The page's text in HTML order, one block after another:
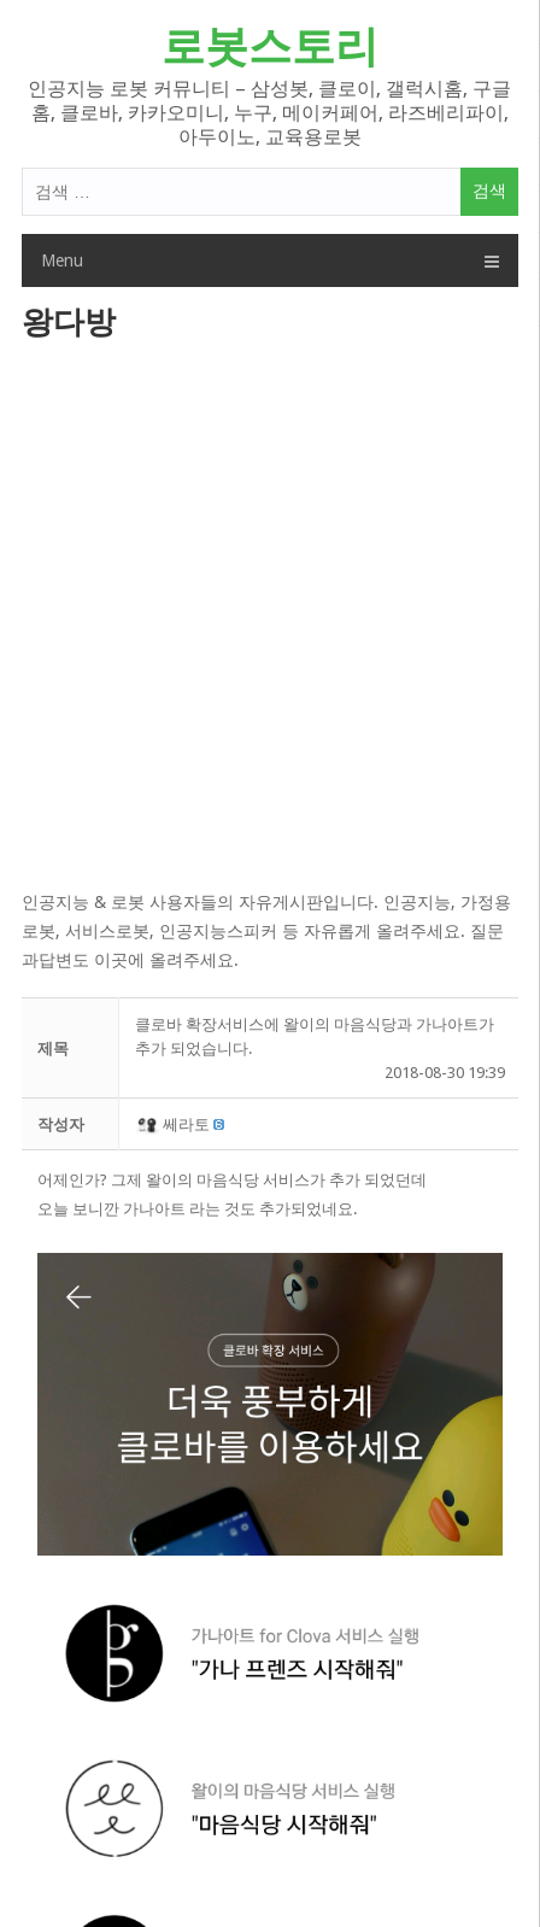
로봇스토리
인공지능 로봇 커뮤니티 – 삼성봇, 클로이, 갤럭시홈, 구글
홈, 클로바, 카카오미니, 누구, 메이커페어, 라즈베리파이,
아두이노, 교육용로봇
색
Menu
왕다방
인공지능 & 로봇 사용자들의 자유게시판입니다. 인공지능, 가정용
로봇, 서비스로봇, 인공지능스피커 등 자유롭게 올려주세요. 질문
과답변도 이곳에 올려주세요.
제목
클로바 확장서비스에 왈이의 마음식당과 가나아트가
추가 되었습니다.
2018-08-30 19:39
작성자 쎄라토
어제인가? 그제 왈이의 마음식당 서비스가 추가 되었던데
오늘 보니깐 가나아트 라는 것도 추가되었네요.